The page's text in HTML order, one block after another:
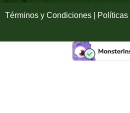
Términos y Condiciones |